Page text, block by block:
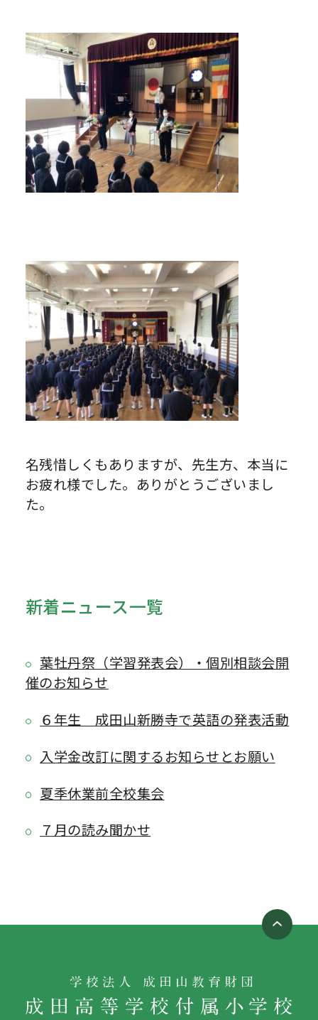
名残惜しくもありますが、先生方、本当に
お疲れ様でした。ありがとうございまし
た。
新着ニュース一覧
葉牡丹祭（学習発表会）・個別相談会開
催のお知らせ
６年生 成田山新勝寺で英語の発表活動
入学金改訂に関するお知らせとお願い
夏季休業前全校集会
７月の読み聞かせ